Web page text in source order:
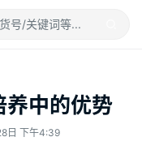
养中的优势
日 下午4:39